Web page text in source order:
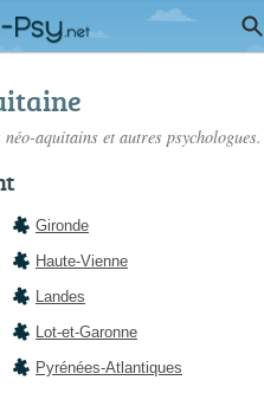
néo-aquitains et autres psychologues.
Gironde
Haute-Vienne
Landes
Lot-et-Garonne
Pyrénées-Atlantiques